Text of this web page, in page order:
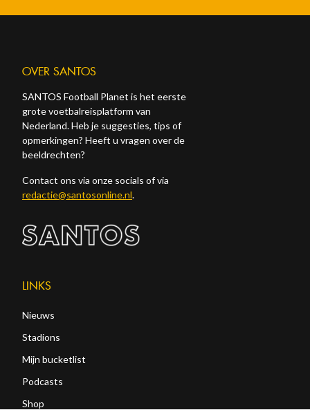
OVER SANTOS
SANTOS Football Planet is het eerste
grote voetbalreisplatform van
Nederland. Heb je suggesties, tips of
opmerkingen? Heeft u vragen over de
beeldrechten?
Contact ons via onze socials of via
redactie@santosonline.nl.
LINKS
Nieuws
Stadions
Mijn bucketlist
Podcasts
Shop